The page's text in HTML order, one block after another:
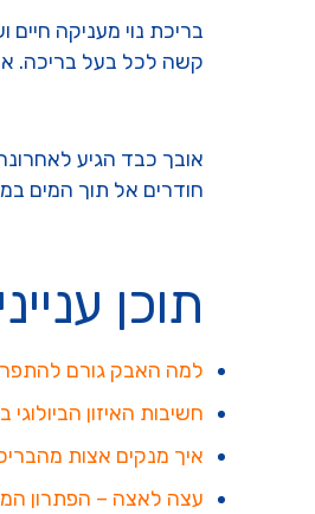
בריכת נוי מעניקה
קשה לכל בעל בריכה. אנו בחוות דג
אובך כבד הגיע
חודרים אל תוך המים
תוכן
למה האבק גורם
חשיבות האיזון הביולוגי
איך מנקים אצות
עצה לאצה – הפתרון